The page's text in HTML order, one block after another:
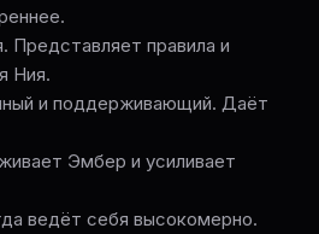
Представляет правила и
Ния.
и поддерживающий. Даёт
Эмбер и усиливает
ведёт себя высокомерно.